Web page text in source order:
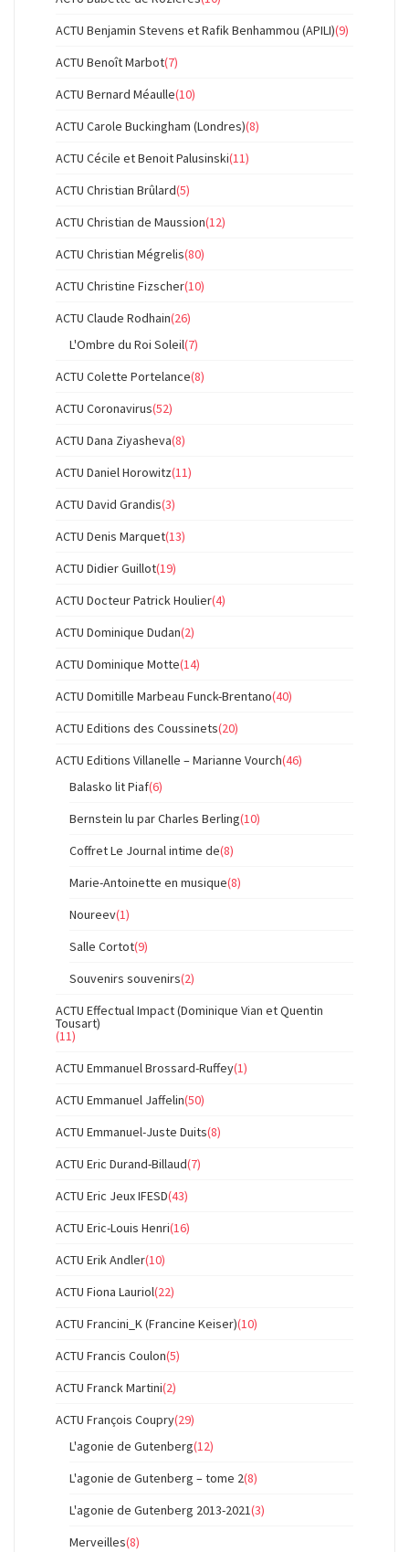
ACTU Benjamin Stevens et Rafik Benhammou (APILI)(9)
ACTU Benoît Marbot(7)
ACTU Bernard Méaulle(10)
ACTU Carole Buckingham (Londres)(8)
ACTU Cécile et Benoit Palusinski(11)
ACTU Christian Brûlard(5)
ACTU Christian de Maussion(12)
ACTU Christian Mégrelis(80)
ACTU Christine Fizscher(10)
ACTU Claude Rodhain(26)
L'Ombre du Roi Soleil(7)
ACTU Colette Portelance(8)
ACTU Coronavirus(52)
ACTU Dana Ziyasheva(8)
ACTU Daniel Horowitz(11)
ACTU David Grandis(3)
ACTU Denis Marquet(13)
ACTU Didier Guillot(19)
ACTU Docteur Patrick Houlier(4)
ACTU Dominique Dudan(2)
ACTU Dominique Motte(14)
ACTU Domitille Marbeau Funck-Brentano(40)
ACTU Editions des Coussinets(20)
ACTU Editions Villanelle – Marianne Vourch(46)
Balasko lit Piaf(6)
Bernstein lu par Charles Berling(10)
Coffret Le Journal intime de(8)
Marie-Antoinette en musique(8)
Noureev(1)
Salle Cortot(9)
Souvenirs souvenirs(2)
ACTU Effectual Impact (Dominique Vian et Quentin
Tousart)
(11)
ACTU Emmanuel Brossard-Ruffey(1)
ACTU Emmanuel Jaffelin(50)
ACTU Emmanuel-Juste Duits(8)
ACTU Eric Durand-Billaud(7)
ACTU Eric Jeux IFESD(43)
ACTU Eric-Louis Henri(16)
ACTU Erik Andler(10)
ACTU Fiona Lauriol(22)
ACTU Francini_K (Francine Keiser)(10)
ACTU Francis Coulon(5)
ACTU Franck Martini(2)
ACTU François Coupry(29)
L'agonie de Gutenberg(12)
L'agonie de Gutenberg – tome 2(8)
L'agonie de Gutenberg 2013-2021(3)
Merveilles(8)